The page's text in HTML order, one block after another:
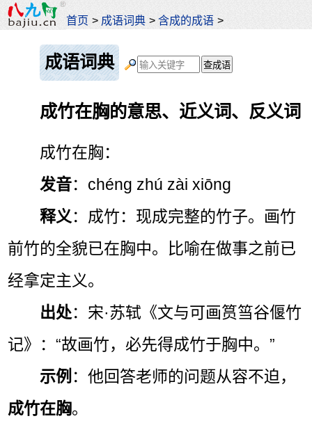
首页 > 成语词典 >含成的成语 >
成语词典
成竹在胸的意思、近义词、反义词
成竹在胸：
发音：chéng zhú zài xiōng
释义 ：成竹：现成完整的竹子。画竹
前竹的全貌已在胸中。比喻在做事之前已
经拿定主义。
出处：宋·苏轼《文与可画筼筜谷偃竹
记》：“故画竹，必先得成竹于胸中。”
示例 ：他回答老师的问题从容不迫，
成竹在胸。